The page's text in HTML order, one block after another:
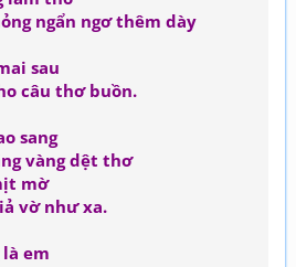
ngẩn ngơ thêm dày
sau
câu thơ buồn.
sang
vàng dệt thơ
mờ
vờ như xa.
em